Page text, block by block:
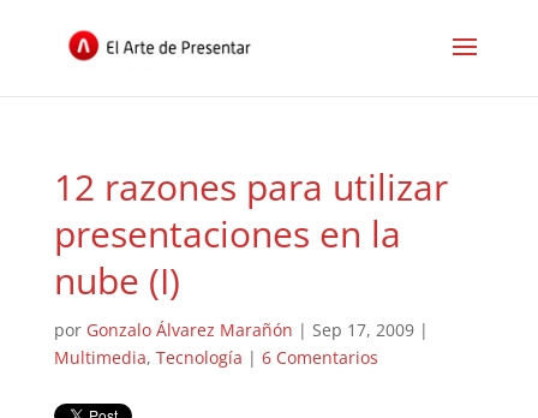
12 razones para utilizar
presentaciones en la
nube (I)
por Gonzalo Álvarez Marañón | Sep 17, 2009|
Multimedia, Tecnología | 6 Comentarios